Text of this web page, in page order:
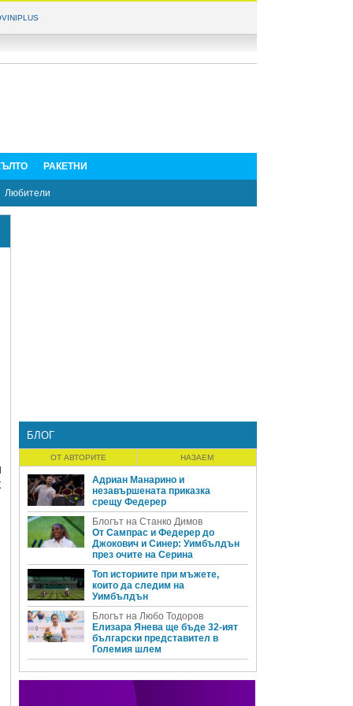
РАКЕТНИ
Любители
БЛОГ
ОТ АВТОРИТЕ НАЗАЕМ
Адриан Манарино и
незавършената приказка
срещу Федерер
Блогът на Станко Димов
От Сампрас и Федерер до
Джокович и Синер: Уимбълдън
през очите на Серина
Топ историите при мъжете,
които да следим на
Уимбълдън
Блогът на Любо Тодоров
Елизара Янева ще бъде 32-ият
български представител в
Големия шлем